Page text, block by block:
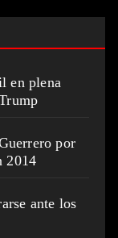
en plena
por
2014
ante los